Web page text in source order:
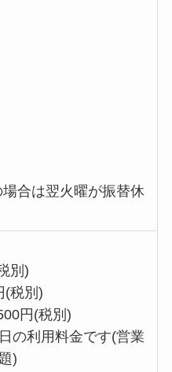
合は翌火曜が振替休
別)
(税別)
円(税別)
の利用料金です(営業
)